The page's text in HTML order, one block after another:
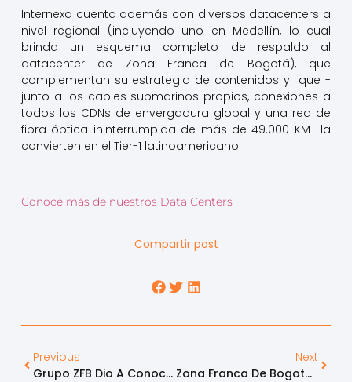
Internexa cuenta además con diversos datacenters a
nivel regional (incluyendo uno en Medellín, lo cual
brinda un esquema completo de respaldo al
datacenter de Zona Franca de Bogotá), que
complementan su estrategia de contenidos y que -
junto a los cables submarinos propios, conexiones a
todos los CDNs de envergadura global y una red de
fibra óptica ininterrumpida de más de 49.000 KM- la
convierten en el Tier-1 latinoamericano.
Conoce más de nuestros Data Centers
Compartir post
Previous
Grupo ZFB Dio A Conocer El Aporte De Las Zonas Francas Al Crecimiento Del Sector Aeronáutico
Next
Zona Franca De Bogotá Y Grupo ZFB Celebraron 20 Años Al Servicio Del Crecimiento Y Fortalecimiento Del Sector Empresarial